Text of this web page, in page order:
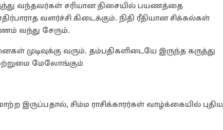
வந்தவர்கள் சரியான திசையில் பயணத்தை
வளர்ச்சி கிடைக்கும். நிதி ரீதியான சிக்கல்கள்
வந்து சேரும்.
முடிவுக்கு வரும். தம்பதிகளிடையே இருந்த கருத்து
ஒற்றுமை மேலோங்கும்
இருப்பதால், சிம்ம ராசிக்காரர்கள் வாழ்க்கையில் புதிய